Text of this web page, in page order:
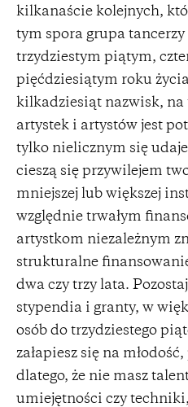
kilkanaście kolejnych,
tym spora grupa
trzydziestym piątym,
pięćdziesiątym roku
kilkadziesiąt nazwisk, na
artystek i artystów jest
tylko nielicznym się
cieszą się przywilejem
mniejszej lub większej
względnie trwałym
artystkom niezależnym
strukturalne
dwa czy trzy lata.
stypendia i granty, w
osób do trzydziestego
załapiesz się na
dlatego, że nie masz
umiejętności czy